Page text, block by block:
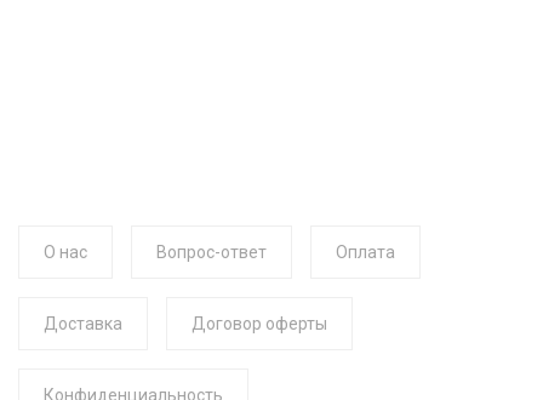
О нас Вопрос-ответ Оплата
Доставка Договор оферты
Конфиденциальность